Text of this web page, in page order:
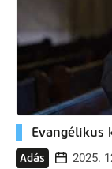
Evangélikus
Adás 2025.